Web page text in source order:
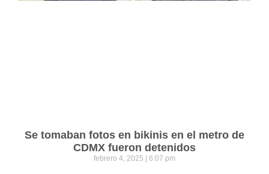
Se tomaban fotos en bikinis en el metro de
CDMX fueron detenidos
febrero 4, 2025 6:07 pm